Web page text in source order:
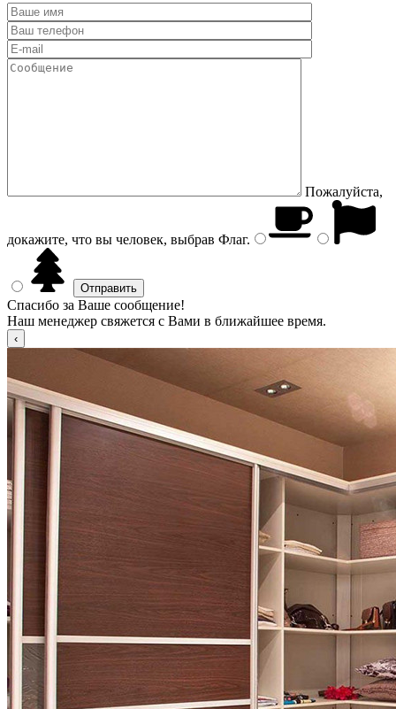
Пожалуйста,
докажите, что вы человек, выбрав Флаг.
Спасибо за Ваше сообщение!
Наш менеджер свяжется с Вами в ближайшее время.